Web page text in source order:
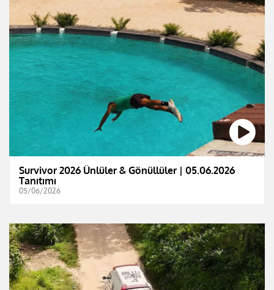
Survivor 2026 Ünlüler & Gönüllüler | 05.06.2026
Tanıtımı
05/06/2026